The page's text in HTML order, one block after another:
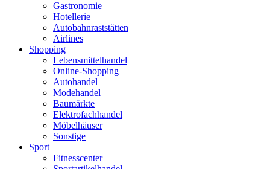
Gastronomie
Hotellerie
Autobahnraststätten
Airlines
Shopping
Lebensmittelhandel
Online-Shopping
Autohandel
Modehandel
Baumärkte
Elektrofachhandel
Möbelhäuser
Sonstige
Sport
Fitnesscenter